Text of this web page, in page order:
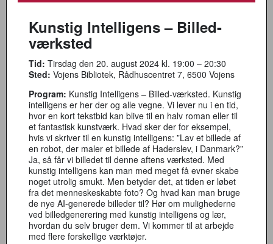
Kunstig Intelligens – Billed-
værksted
Tid: Tirsdag den 20. august 2024 kl. 19:00 – 20:30
Sted: Vojens Bibliotek, Rådhuscentret 7, 6500 Vojens
Program: Kunstig Intelligens – Billed-værksted. Kunstig
intelligens er her der og alle vegne. Vi lever nu i en tid,
hvor en kort tekstbid kan blive til en halv roman eller til
et fantastisk kunstværk. Hvad sker der for eksempel,
hvis vi skriver til en kunstig intelligens: ”Lav et billede af
en robot, der maler et billede af Haderslev, i Danmark?”
Ja, så får vi billedet til denne aftens værksted. Med
kunstig intelligens kan man med meget få evner skabe
noget utrolig smukt. Men betyder det, at tiden er løbet
fra det menneskeskabte foto? Og hvad kan man bruge
de nye AI-generede billeder til? Hør om mulighederne
ved billedgenerering med kunstig intelligens og lær,
hvordan du selv bruger dem. Vi kommer til at arbejde
med flere forskellige værktøjer.